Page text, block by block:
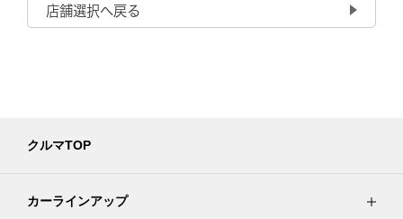
店舗選択へ戻る
クルマTOP
カーラインアップ